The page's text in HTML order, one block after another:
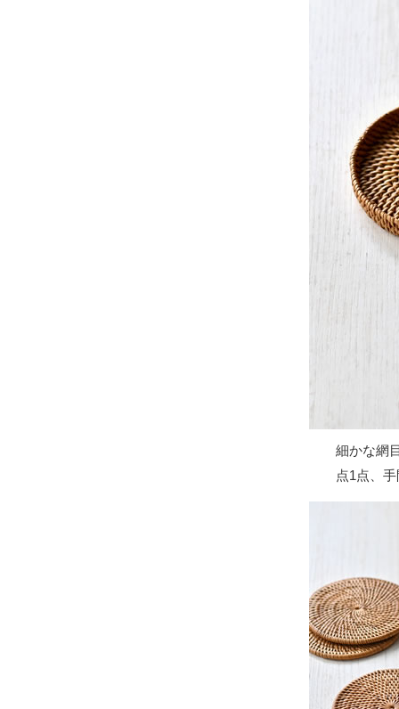
細かな網
点1点、